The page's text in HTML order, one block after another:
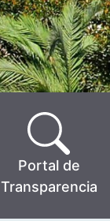
Portal de
Transparencia